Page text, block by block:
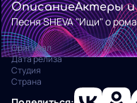
ОписаниеАктеры и
Песня SHEVA "Ищи" о
Оригинал
Дата релиза
Студия
Страна